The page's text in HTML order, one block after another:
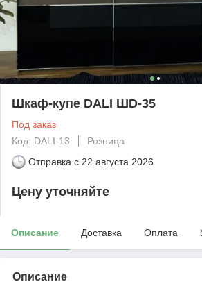
Шкаф-купе DALI ШD-35
Под заказ
Код: DALI-13
Розница
Отправка с 22 августа 2026
Цену уточняйте
Описание Доставка Оплата
Описание